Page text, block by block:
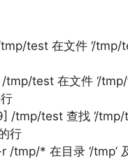
test 在文件 ‘/tmp/
test 在文件 ‘/tmp/
/tmp/test 查找 ‘/tmp/
行
/tmp/* 在目录 ‘/tmp’